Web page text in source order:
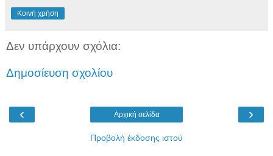
Κοινή χρήση
Δεν υπάρχουν σχόλια:
Δημοσίευση σχολίου
‹ ›
Αρχική σελίδα
Προβολή έκδοσης ιστού